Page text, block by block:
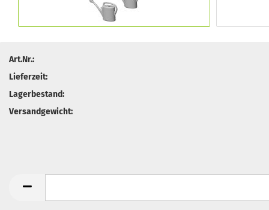
Art.Nr.:
Lieferzeit:
Lagerbestand:
Versandgewicht: